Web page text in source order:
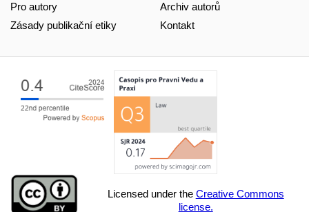
Pro autory
Zásady publikační etiky
Archiv autorů
Kontakt
Licensed under the Creative Commons
license.